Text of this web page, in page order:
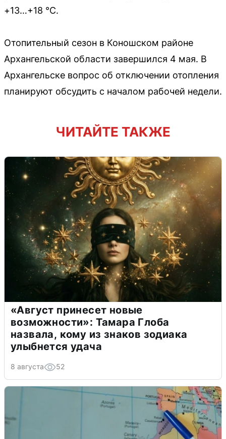
+13…+18 °C.
Отопительный сезон в Коношском районе
Архангельской области завершился 4 мая. В
Архангельске вопрос об отключении отопления
планируют обсудить с началом рабочей недели.
ЧИТАЙТЕ ТАКЖЕ
«Август принесет новые
возможности»: Тамара Глоба
назвала, кому из знаков зодиака
улыбнется удача
8 августа 52